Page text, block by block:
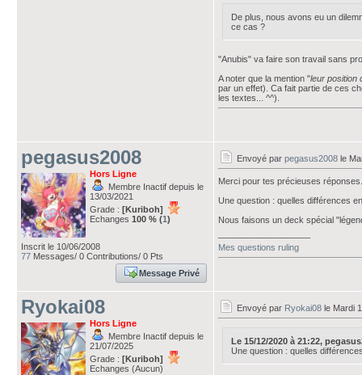
De plus, nous avons eu un
ce cas ?
"Anubis" va faire son travail sans
A noter que la mention "leur position
par un effet). Ca fait partie de ces
les textes... ^^).
pegasus2008
Hors Ligne
Membre Inactif depuis le
13/03/2021
Grade : [Kuriboh]
Echanges 100 % (1)
Inscrit le 10/06/2008
77 Messages/ 0 Contributions/ 0 Pts
Message Privé
Envoyé par pegasus2008 le
Merci pour tes précieuses
Une question : quelles différences
Nous faisons un deck spécial
Mes questions ruling
Ryokai08
Hors Ligne
Membre Inactif depuis le
21/07/2025
Grade : [Kuriboh]
Echanges (Aucun)
Envoyé par Ryokai08 le Mardi
Le 15/12/2020 à 21:22,
Une question : quelles